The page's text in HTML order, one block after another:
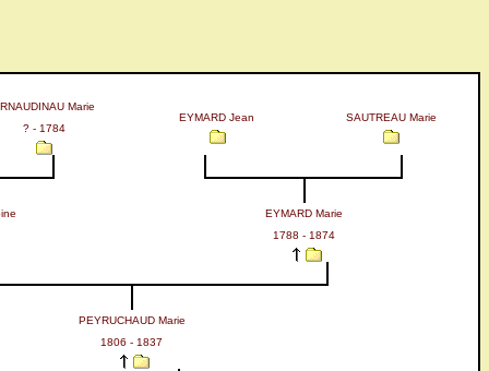
Marie
? - 1784
EYMARD Jean SAUTREAU Marie
EYMARD Marie
1788 - 1874
PEYRUCHAUD Marie
1806 - 1837